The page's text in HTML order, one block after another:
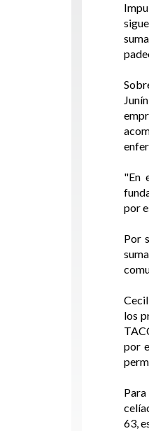
"En
por
Por
los
por
63,